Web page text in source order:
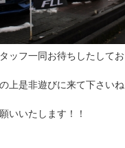
ッフ一同お待ちしたして
上是非遊びに来て下さいね
いいたします！！